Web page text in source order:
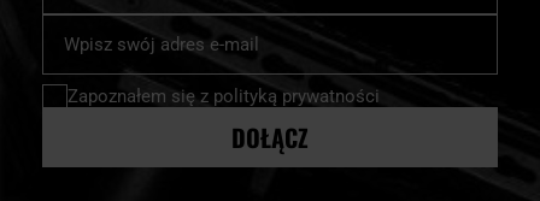
nasz
newsletter:
Zapoznałem się z polityką prywatności
DOŁĄCZ